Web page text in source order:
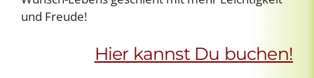
und Freude!
Hier kannst Du buchen!